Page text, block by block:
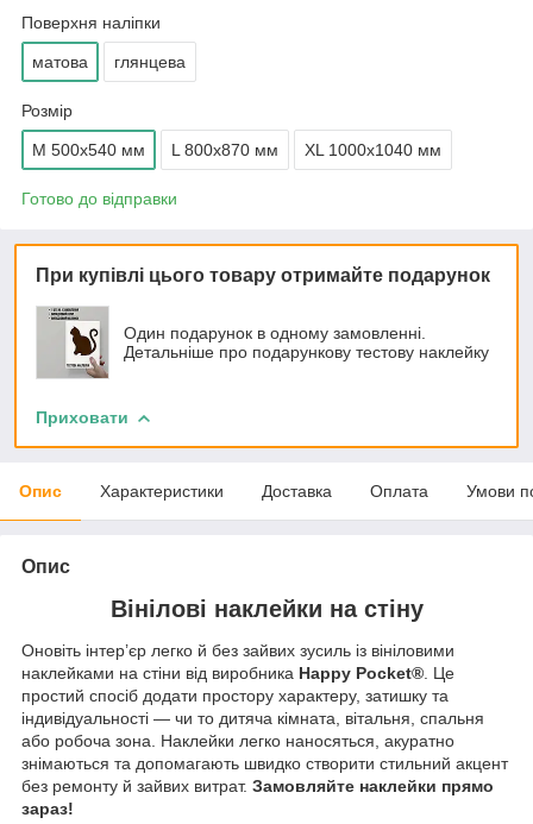
Поверхня наліпки
матова глянцева
Розмір
M 500х540 мм L 800х870 мм XL 1000х1040 мм
Готово до відправки
При купівлі цього товару отримайте подарунок
Один подарунок в одному замовленні.
Детальніше про подарункову тестову наклейку
Приховати
Опис Характеристики Доставка Оплата Умови
Опис
Вінілові наклейки на стіну
Оновіть інтер’єр легко й без зайвих зусиль із вініловими
наклейками на стіни від виробника Happy Pocket®. Це
простий спосіб додати простору характеру, затишку та
індивідуальності — чи то дитяча кімната, вітальня, спальня
або робоча зона. Наклейки легко наносяться, акуратно
знімаються та допомагають швидко створити стильний акцент
без ремонту й зайвих витрат. Замовляйте наклейки прямо
зараз!